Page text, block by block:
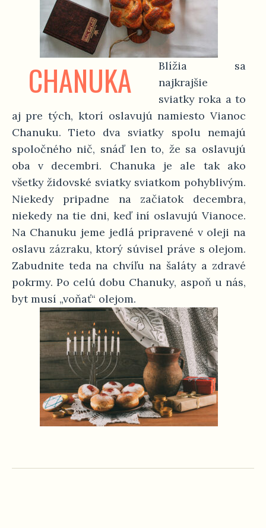
CHANUKA
Blížia sa
najkrajšie
sviatky roka a to
aj pre tých, ktorí oslavujú namiesto Vianoc
Chanuku. Tieto dva sviatky spolu nemajú
spoločného nič, snáď len to, že sa oslavujú
oba v decembri. Chanuka je ale tak ako
všetky židovské sviatky sviatkom pohyblivým.
Niekedy pripadne na začiatok decembra,
niekedy na tie dni, keď iní oslavujú Vianoce.
Na Chanuku jeme jedlá pripravené v oleji na
oslavu zázraku, ktorý súvisel práve s olejom.
Zabudnite teda na chvíľu na šaláty a zdravé
pokrmy. Po celú dobu Chanuky, aspoň u nás,
byt musí „voňať“ olejom.